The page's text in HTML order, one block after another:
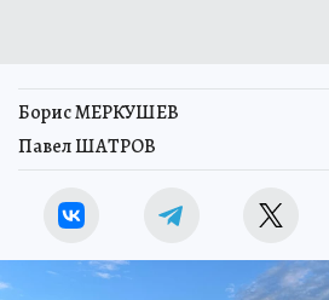
Борис МЕРКУШЕВ
Павел ШАТРОВ